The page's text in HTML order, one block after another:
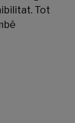
Tot